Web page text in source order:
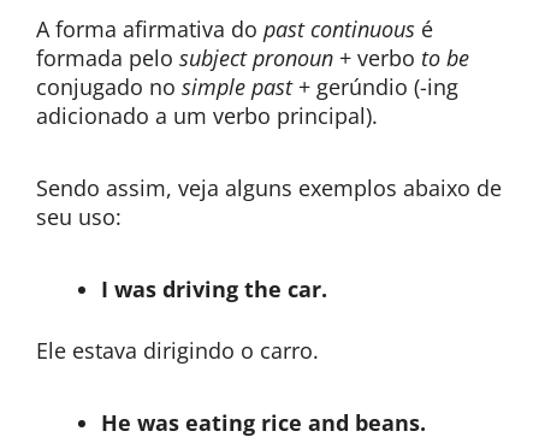
A forma afirmativa do past continuous é
formada pelo subject pronoun + verbo to be
conjugado no simple past + gerúndio (-ing
adicionado a um verbo principal).
Sendo assim, veja alguns exemplos abaixo de
seu uso:
I was driving the car.
Ele estava dirigindo o carro.
He was eating rice and beans.